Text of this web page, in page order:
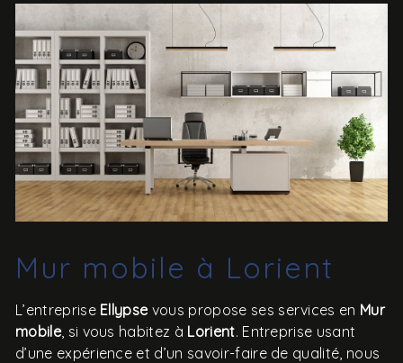
Mur mobile à Lorient
L’entreprise Ellypsevous propose ses services en Mur
mobile, si vous habitez à Lorient. Entreprise usant
d’une expérience et d’un savoir-faire de qualité, nous